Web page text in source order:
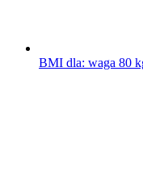
BMI dla: waga 80